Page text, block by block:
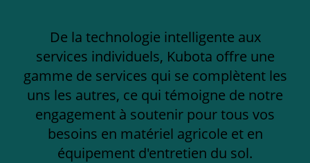
De la technologie intelligente aux
services individuels, Kubota offre une
gamme de services qui se complètent les
uns les autres, ce qui témoigne de notre
engagement à soutenir pour tous vos
besoins en matériel agricole et en
équipement d'entretien du sol.